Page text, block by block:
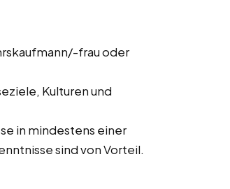
frau oder
Kulturen und
in mindestens einer
sind von Vorteil.